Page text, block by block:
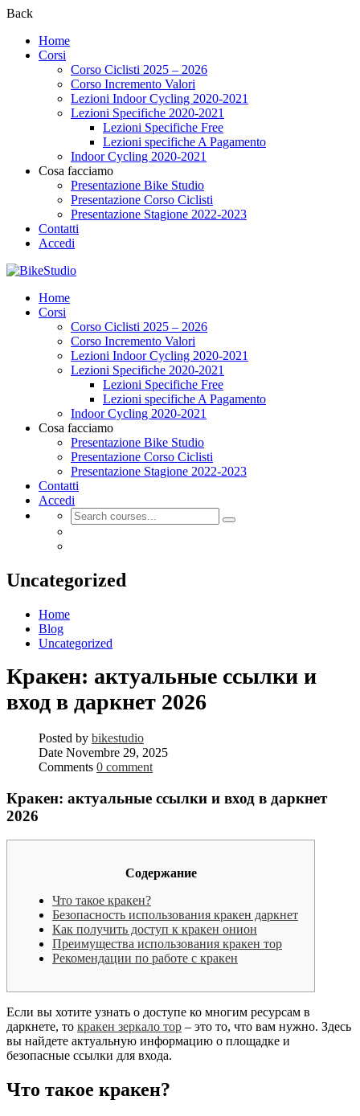
Back
Home
Corsi
Corso Ciclisti 2025 – 2026
Corso Incremento Valori
Lezioni Indoor Cycling 2020-2021
Lezioni Specifiche 2020-2021
Lezioni Specifiche Free
Lezioni specifiche A Pagamento
Indoor Cycling 2020-2021
Cosa facciamo
Presentazione Bike Studio
Presentazione Corso Ciclisti
Presentazione Stagione 2022-2023
Contatti
Accedi
Home
Corsi
Corso Ciclisti 2025 – 2026
Corso Incremento Valori
Lezioni Indoor Cycling 2020-2021
Lezioni Specifiche 2020-2021
Lezioni Specifiche Free
Lezioni specifiche A Pagamento
Indoor Cycling 2020-2021
Cosa facciamo
Presentazione Bike Studio
Presentazione Corso Ciclisti
Presentazione Stagione 2022-2023
Contatti
Accedi
Uncategorized
Home
Blog
Uncategorized
Кракен: актуальные ссылки и
вход в даркнет 2026
Posted by bikestudio
Date Novembre 29, 2025
Comments 0 comment
Кракен: актуальные ссылки и вход в даркнет
2026
Содержание
Что такое кракен?
Безопасность использования кракен даркнет
Как получить доступ к кракен онион
Преимущества использования кракен тор
Рекомендации по работе с кракен
Если вы хотите узнать о доступе ко многим ресурсам в
даркнете, то кракен зеркало тор – это то, что вам нужно. Здесь
вы найдете актуальную информацию о площадке и
безопасные ссылки для входа.
Что такое кракен?